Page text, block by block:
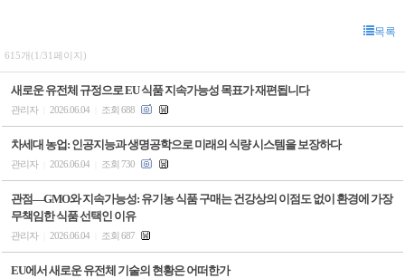
목록
615개(1/31페이지)
새로운 유전체 규정으로 EU 식품 지속가능성 목표가 재편됩니다
관리자 2026.06.04 조회 688
차세대 농업: 인공지능과 생명공학으로 미래의 식량 시스템을 보장하다
관리자 2026.06.04 조회 730
관점—GMO와 지속가능성: 유기농 식품 구매는 건강상의 이점도 없이 환경에 가장
무책임한 식품 선택인 이유
관리자 2026.06.04 조회 687
EU에서 새로운 유전체 기술의 현황은 어떠한가